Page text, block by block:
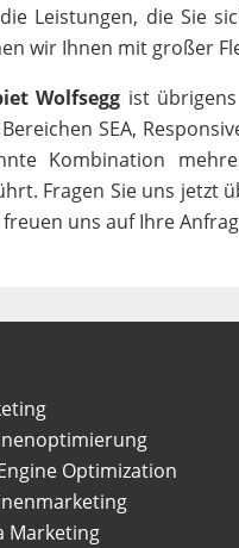
Leistungen, die Sie
wir Ihnen mit großer
Wolfsegg ist
SEA,
Kombination
Fragen Sie uns jetzt
uns auf Ihre
Optimization
Marketing